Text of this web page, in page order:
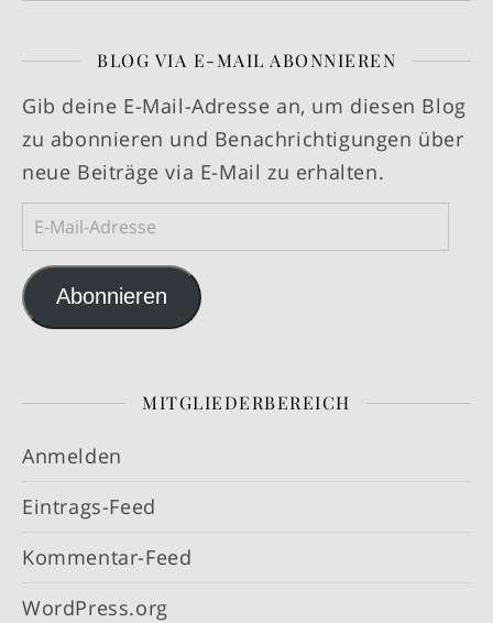
BLOG VIA E-MAIL ABONNIEREN
Gib deine E-Mail-Adresse an, um diesen Blog
zu abonnieren und Benachrichtigungen über
neue Beiträge via E-Mail zu erhalten.
E-Mail-Adresse
Abonnieren
MITGLIEDERBEREICH
Anmelden
Eintrags-Feed
Kommentar-Feed
WordPress.org